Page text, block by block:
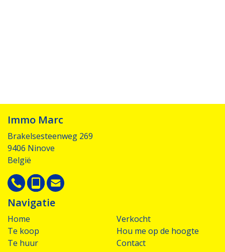
Immo Marc
Brakelsesteenweg 269
9406 Ninove
België
Navigatie
Home
Te koop
Te huur
Verkocht
Hou me op de hoogte
Contact